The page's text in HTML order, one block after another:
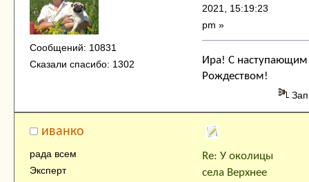
Сообщений: 10831
Сказали спасибо: 1302
2021, 15:19:23
pm »
Ира! С наступающим
Рождеством!
иванко
рада всем
Эксперт
Re: У околицы
села Верхнее